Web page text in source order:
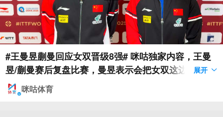
#王曼昱蒯曼回应女双晋级8强# 咪咕独家内容，王曼
昱/蒯曼赛后复盘比赛，曼昱表示会把女双这边的责任
担当起来，和蒯曼带着这份压力，全力以赴往前冲。
#王曼昱蒯曼3比0李凯敏江芷林##王曼昱蒯曼晋级女
展开
咪咕体育